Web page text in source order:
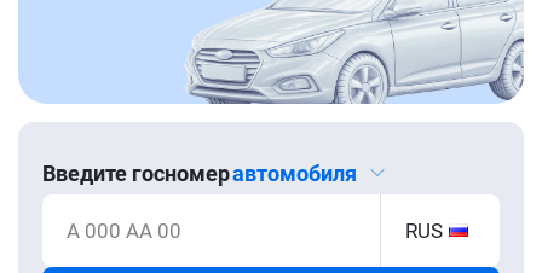
Введите госномеравтомобиля
А 000 АА 00 RUS